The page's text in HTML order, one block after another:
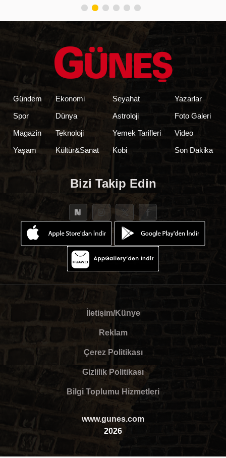
Gündem
Spor
Magazin
Yaşam
Ekonomi
Dünya
Teknoloji
Kültür&Sanat
Seyahat
Astroloji
Yemek Tarifleri
Kobi
Yazarlar
Foto Galeri
Video
Son Dakika
Bizi Takip Edin
İletişim/Künye
Reklam
Çerez Politikası
Gizlilik Politikası
Bilgi Toplumu Hizmetleri
www.gunes.com
2026